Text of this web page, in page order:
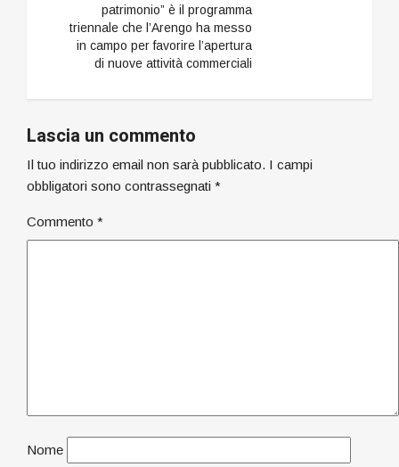
territori circostanti da
cui prende in
“prestito”…
patrimonio” è il programma
triennale che l’Arengo ha messo
in campo per favorire l’apertura
di nuove attività commerciali
Lascia un commento
Il tuo indirizzo email non sarà pubblicato. I campi
obbligatori sono contrassegnati *
Commento *
Nome